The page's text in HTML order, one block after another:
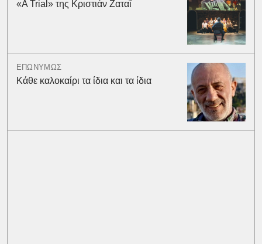
«A Trial» της Κριστιάν Ζαταΐ
ΕΠΩΝΥΜΩΣ
Κάθε καλοκαίρι τα ίδια και τα ίδια